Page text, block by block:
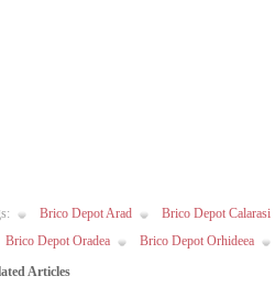
Brico Depot Arad Brico Depot Calarasi
Brico Depot Oradea
Brico Depot Orhideea
Articles